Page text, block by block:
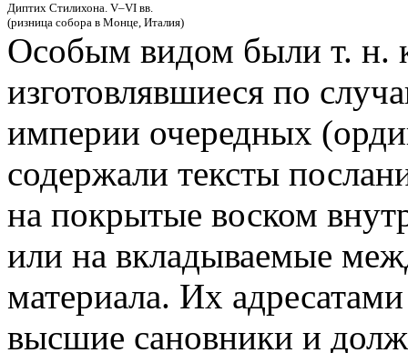
Диптих Стилихона. V–VI вв.
(ризница собора в Монце, Италия)
Особым видом были т. н.
изготовлявшиеся по
империи очередных
содержали тексты
на покрытые воском
или на вкладываемые
материала. Их
высшие сановники и